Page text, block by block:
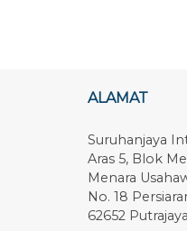
ALAMAT
Suruhanjaya
Aras 5, Blok
Menara
No. 18
62652